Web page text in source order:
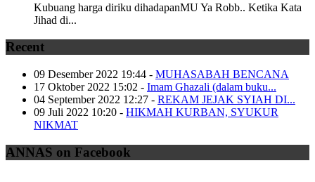
Kubuang harga diriku dihadapanMU Ya Robb.. Ketika Kata
Jihad di...
Recent
09 Desember 2022 19:44 - MUHASABAH BENCANA
17 Oktober 2022 15:02 - Imam Ghazali (dalam buku...
04 September 2022 12:27 - REKAM JEJAK SYIAH DI...
09 Juli 2022 10:20 - HIKMAH KURBAN, SYUKUR
NIKMAT
ANNAS on Facebook